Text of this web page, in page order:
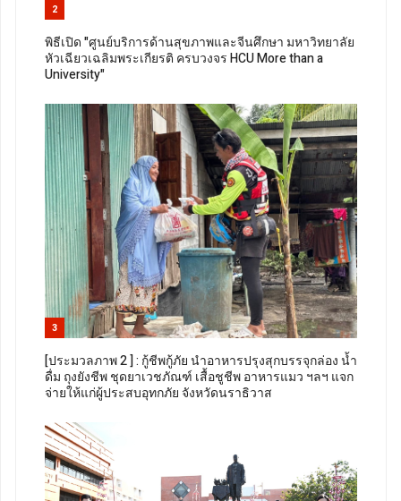
2
พิธีเปิด "ศูนย์บริการด้านสุขภาพและจีนศึกษา มหาวิทยาลัย
หัวเฉียวเฉลิมพระเกียรติ ครบวงจร HCU More than a
University"
3
[ประมวลภาพ 2 ] : กู้ชีพกู้ภัย นำอาหารปรุงสุกบรรจุกล่อง น้ำ
ดื่ม ถุงยังชีพ ชุดยาเวชภัณฑ์ เสื้อชูชีพ อาหารแมว ฯลฯ แจก
จ่ายให้แก่ผู้ประสบอุทกภัย จังหวัดนราธิวาส